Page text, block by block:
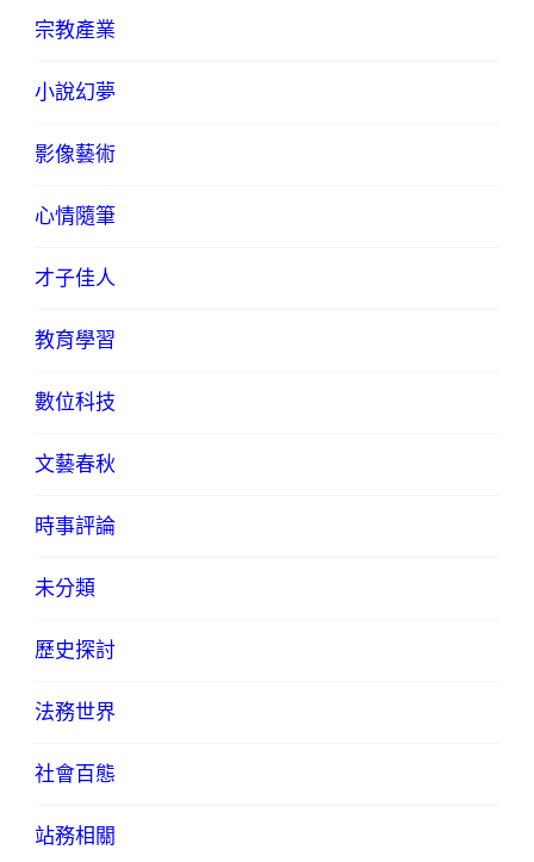
宗教產業
小說幻夢
影像藝術
心情隨筆
才子佳人
教育學習
數位科技
文藝春秋
時事評論
未分類
歷史探討
法務世界
社會百態
站務相關